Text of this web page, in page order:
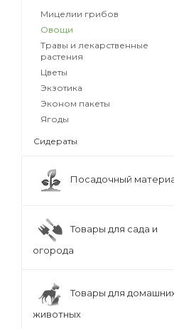
Мицелии грибов
Овощи
Травы и лекарственные
растения
Цветы
Экзотика
Эконом пакеты
Ягоды
Сидераты
Посадочный
Товары для сада и
огорода
Товары для
животных